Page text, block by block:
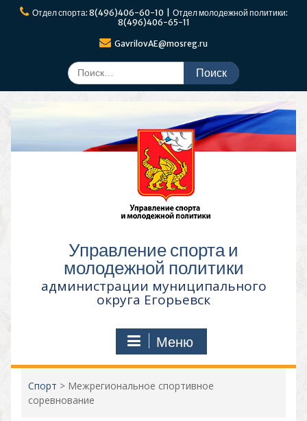
ПерейтиОтдел спорта: 8(496)406-60-10 | Отдел молодежной политики:
8(496)406-65-11
GavrilovAE@mosreg.ru
Поиск
по:
Управление спорта и
молодежной политики
администрации муниципального
округа Егорьевск
Меню
Спорт > Межрегиональное спортивное
соревнование